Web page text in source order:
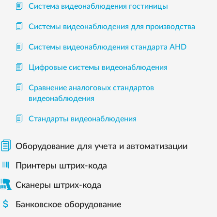
Система видеонаблюдения гостиницы
Системы видеонаблюдения для производства
Системы видеонаблюдения стандарта AHD
Цифровые системы видеонаблюдения
Сравнение аналоговых стандартов
видеонаблюдения
Стандарты видеонаблюдения
Оборудование для учета и автоматизации
Принтеры штрих-кода
Сканеры штрих-кода
 Банковское оборудование